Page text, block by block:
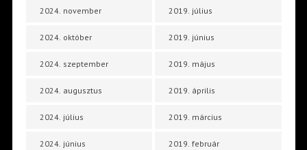
2024. november
2024. október
2024. szeptember
2024. augusztus
2024. július
2024. június
2019. július
2019. június
2019. május
2019. április
2019. március
2019. február